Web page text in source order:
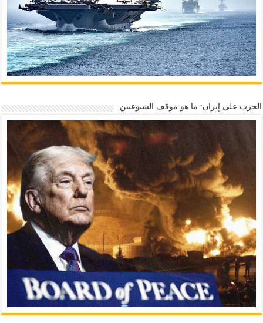
الحرب على إيران: ما هو موقف الشيوعيين